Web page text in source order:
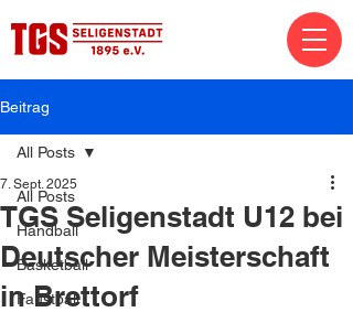
Beitrag
All Posts
Handball
Basketball
Faustball
All Posts
TGS Seligenstadt U12 bei
Deutscher Meisterschaft
in Brettorf
7. Sept. 2025